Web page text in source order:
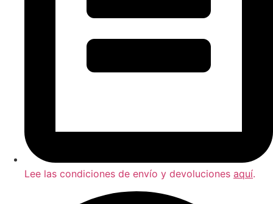
Lee las condiciones de envío y devoluciones aquí.